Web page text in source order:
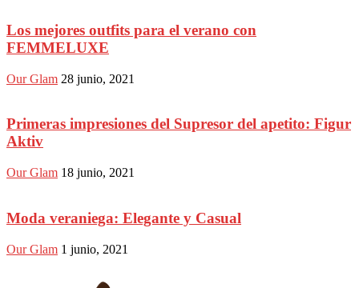
Los mejores outfits para el verano con
FEMMELUXE
Our Glam 28 junio, 2021
Primeras impresiones del Supresor del apetito: Figur
Aktiv
Our Glam 18 junio, 2021
Moda veraniega: Elegante y Casual
Our Glam 1 junio, 2021